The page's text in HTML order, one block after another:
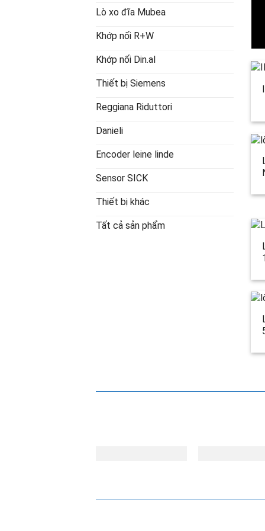
Lò xo đĩa Mubea
Khớp nối R+W
Khớp nối Din.al
Thiết bị Siemens
Reggiana Riduttori
Danieli
Encoder leine linde
Sensor SICK
Thiết bị khác
Tất cả sản phẩm